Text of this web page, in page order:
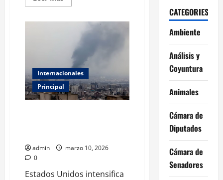
más
Bloqueo
Golfo
Pérsico
ante
el
colapso
de
la
diplomacia
Internacionales
Principal
admin
marzo 10, 2026
0
Estados Unidos intensifica
CATEGORIES
Ambiente
Análisis y
Coyuntura
Animales
Cámara de
Diputados
Cámara de
Senadores